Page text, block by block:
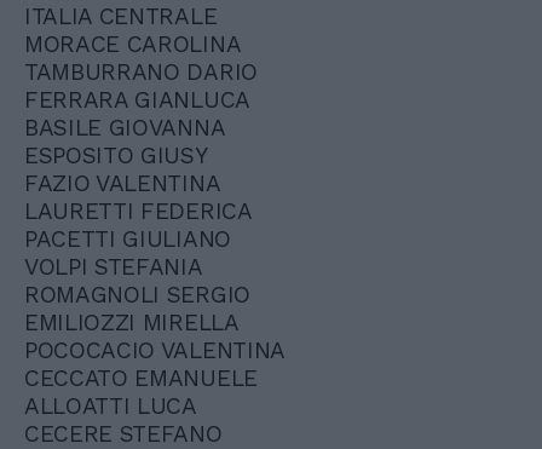
ITALIA CENTRALE
MORACE CAROLINA
TAMBURRANO DARIO
FERRARA GIANLUCA
BASILE GIOVANNA
ESPOSITO GIUSY
FAZIO VALENTINA
LAURETTI FEDERICA
PACETTI GIULIANO
VOLPI STEFANIA
ROMAGNOLI SERGIO
EMILIOZZI MIRELLA
POCOCACIO VALENTINA
CECCATO EMANUELE
ALLOATTI LUCA
CECERE STEFANO